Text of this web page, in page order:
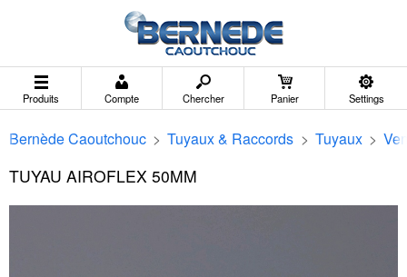
Produits Compte Chercher Panier Settings
Bernède Caoutchouc > Tuyaux & Raccords > Tuyaux >
TUYAU AIROFLEX 50MM